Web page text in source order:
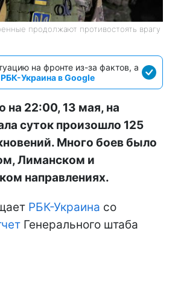
продолжают противостоять врагу
на фронте из-за фактов, а
РБК-Украина в Google
на 22:00, 13 мая, на
суток произошло 125
Много боев было
Лиманском и
направлениях.
РБК-Украина со
Генерального штаба